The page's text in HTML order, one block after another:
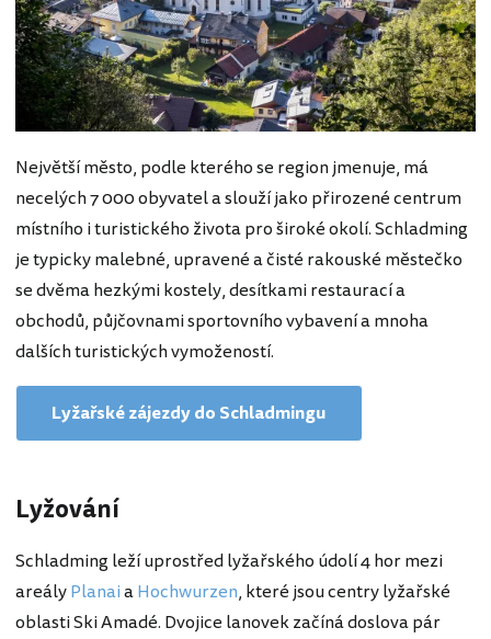
Největší město, podle kterého se region jmenuje, má
necelých 7 000 obyvatel a slouží jako přirozené centrum
místního i turistického života pro široké okolí. Schladming
je typicky malebné, upravené a čisté rakouské městečko
se dvěma hezkými kostely, desítkami restaurací a
obchodů, půjčovnami sportovního vybavení a mnoha
dalších turistických vymožeností.
Lyžařské zájezdy do Schladmingu
Lyžování
Schladming leží uprostřed lyžařského údolí 4 hor mezi
areályPlanaiaHochwurzen, které jsou centry lyžařské
oblasti Ski Amadé. Dvojice lanovek začíná doslova pár